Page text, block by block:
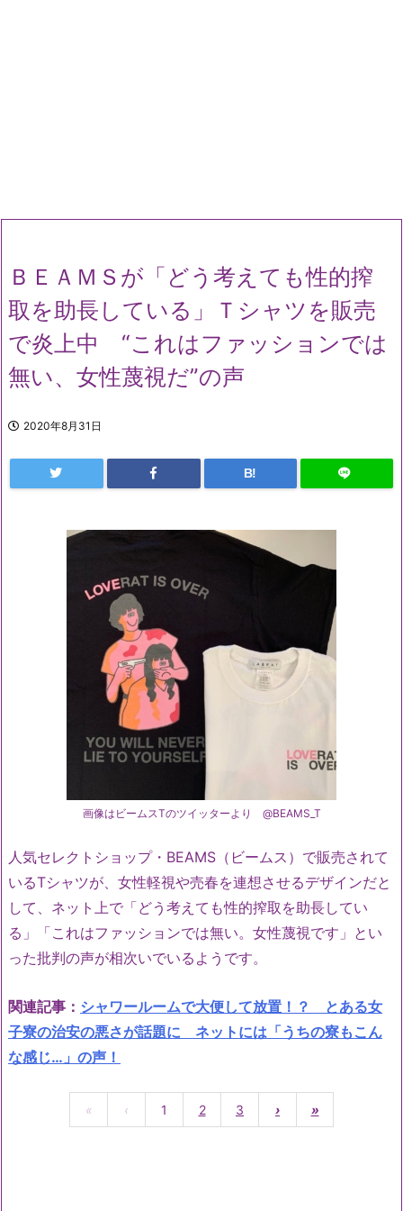
ＢＥＡＭＳが「どう考えても性的搾
取を助長している」Ｔシャツを販売
で炎上中 “これはファッションでは
無い、女性蔑視だ”の声
2020年8月31日
B!
画像はビームスTのツイッターより @BEAMS_T
人気セレクトショップ・BEAMS（ビームス） で販売されて
いるTシャツが、 女性軽視や売春を連想させるデザインだと
して、ネット上で「どう考えても性的搾取を助長してい
る」「これはファッションでは無い。女性蔑視です」 とい
った批判の声が相次いでいるようです。
関連記事： シャワールームで大便して放置！？ とある女
子寮の治安の悪さが話題に ネットには「うちの寮もこん
な感じ…」の声！
« ‹ 1 2 3 › »